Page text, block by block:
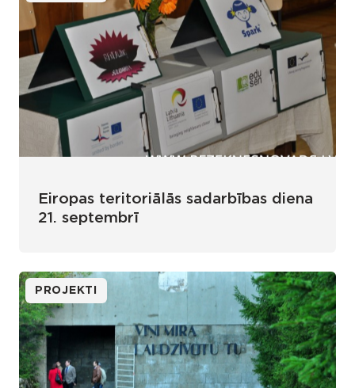
Eiropas teritoriālās sadarbības diena
21. septembrī
PROJEKTI